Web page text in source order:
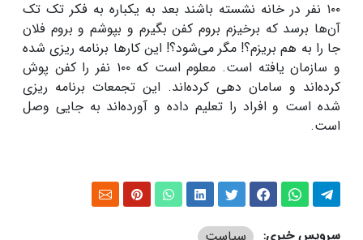
۱۰۰ نفر در خانه نشسته باشند بعد به یکباره به فکر تک تک
آن‌ها برسد که برخیزم بروم کفن بگیرم و بپوشم و بروم فلان
جا را به هم بریزم؟! مگر می‌شود؟! این کارها برنامه ریزی شده
و سازمان یافته است. معلوم است که ۱۰۰ نفر را کفن پوش
کرده‌اند و سامان دهی کرده‌اند. این تجمعات برنامه ریزی
شده است و افراد را تعلیم داده و آورده‌اند به جایی وصل
است.
سرویس خبری: